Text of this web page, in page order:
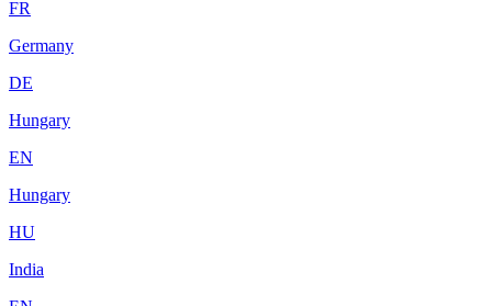
FR
Germany
DE
Hungary
EN
Hungary
HU
India